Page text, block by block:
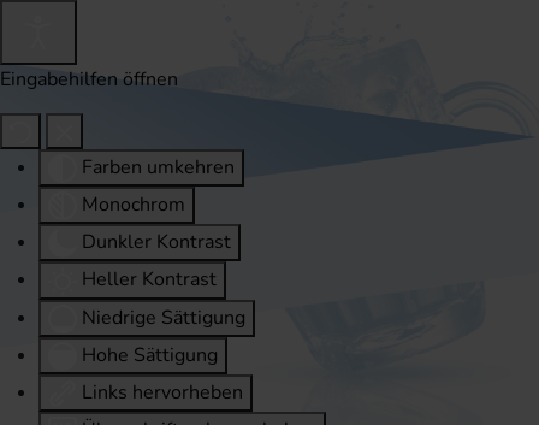
Eingabehilfen öffnen
Farben umkehren
Monochrom
Dunkler Kontrast
Heller Kontrast
Niedrige Sättigung
Hohe Sättigung
Links hervorheben